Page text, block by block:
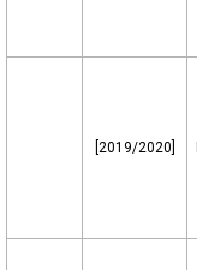
[2019/2020]